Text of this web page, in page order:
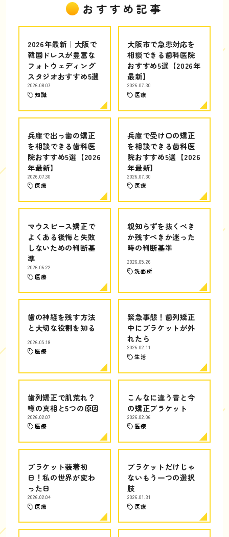
おすすめ記事
2026年最新｜大阪で
韓国ドレスが豊富な
フォトウェディング
スタジオおすすめ5選
2026.08.07
知識
大阪市で急患対応を
相談できる歯科医院
おすすめ5選【2026年
最新】
2026.07.30
医療
兵庫で出っ歯の矯正
を相談できる歯科医
院おすすめ5選【2026
年最新】
2026.07.30
医療
兵庫で受け口の矯正
を相談できる歯科医
院おすすめ5選【2026
年最新】
2026.07.30
医療
マウスピース矯正で
よくある後悔と失敗
しないための判断基
準
2026.06.22
医療
親知らずを抜くべき
か残すべきか迷った
時の判断基準
2026.05.26
洗面所
歯の神経を残す方法
と大切な役割を知る
2026.05.18
医療
緊急事態！歯列矯正
中にブラケットが外
れたら
2026.02.11
生活
歯列矯正で肌荒れ？
噂の真相と5つの原因
2026.02.07
医療
こんなに違う昔と今
の矯正ブラケット
2026.02.06
医療
ブラケット装着初
日！私の世界が変わ
った日
2026.02.04
医療
ブラケットだけじゃ
ないもう一つの選択
肢
2026.01.31
医療